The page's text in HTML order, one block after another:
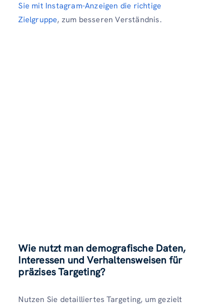
Sie mit Instagram-Anzeigen die richtige
Zielgruppe, zum besseren Verständnis.
Wie nutzt man demografische Daten,
Interessen und Verhaltensweisen für
präzises Targeting?
Nutzen Sie detailliertes Targeting, um gezielt